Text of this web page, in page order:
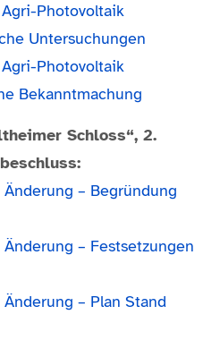
Photovoltaik
Untersuchungen
Photovoltaik
Bekanntmachung
Schloss“, 2.
– Begründung
– Festsetzungen
– Plan Stand